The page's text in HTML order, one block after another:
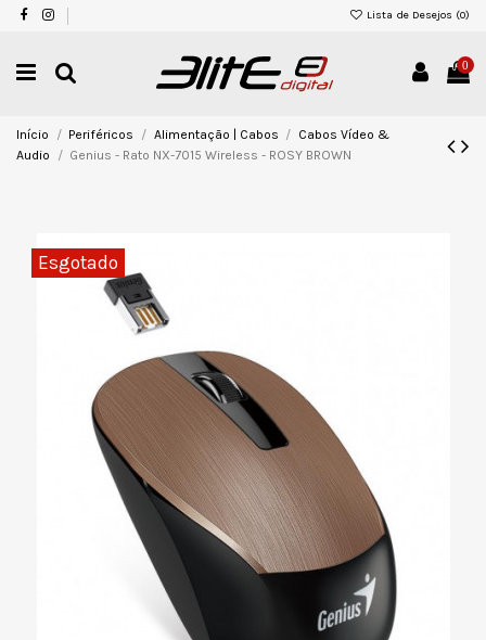
Lista de Desejos (0)
0
Início Periféricos Alimentação | Cabos
Cabos Vídeo &
Audio
Genius - Rato NX-7015 Wireless - ROSY BROWN
Esgotado